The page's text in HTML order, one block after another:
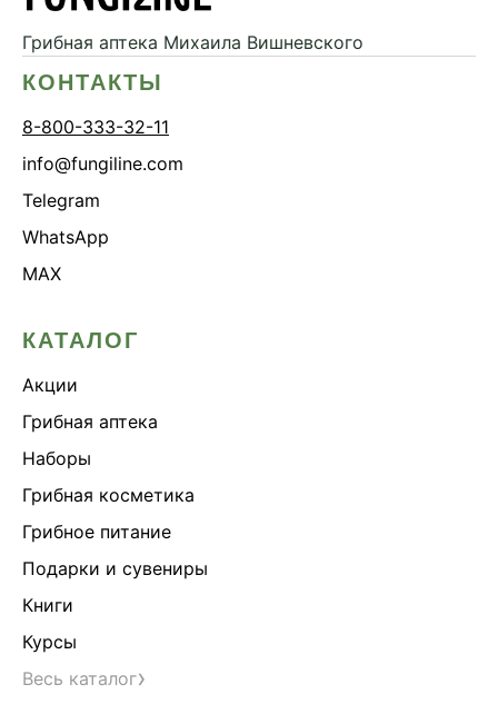
Грибная аптека Михаила Вишневского
КОНТАКТЫ
8-800-333-32-11
info@fungiline.com
Telegram
WhatsApp
MAX
КАТАЛОГ
Акции
Грибная аптека
Наборы
Грибная косметика
Грибное питание
Подарки и сувениры
Книги
Курсы
Весь каталог›